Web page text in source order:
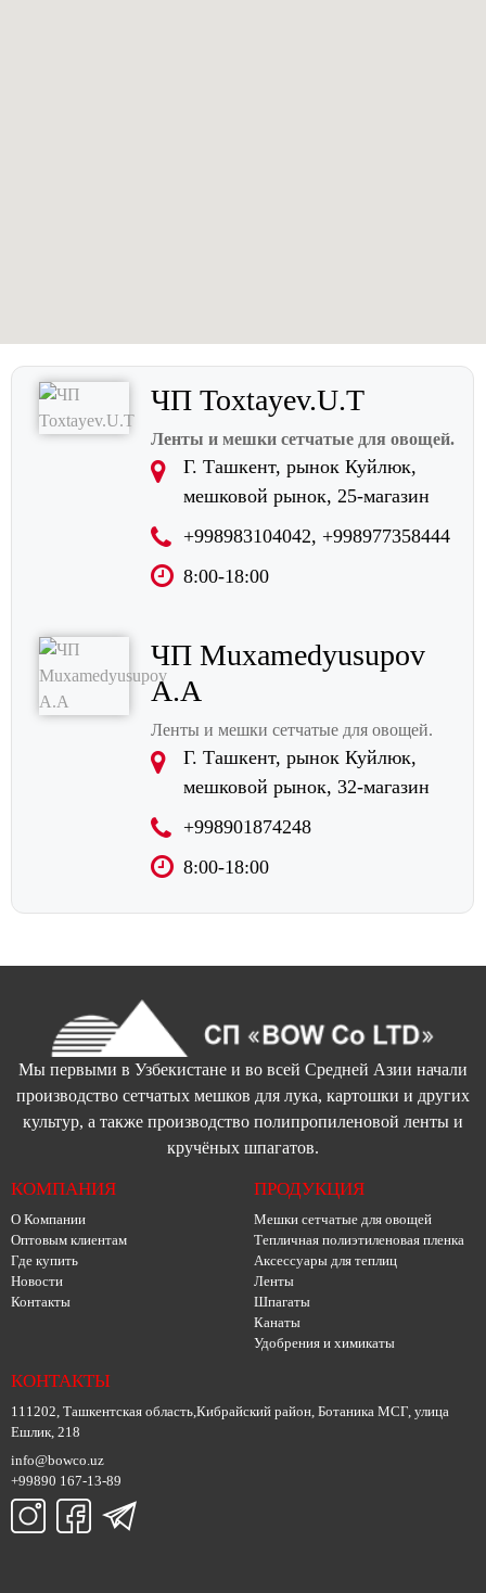
ЧП Toxtayev.U.T
Ленты и мешки сетчатые для овощей.
Г. Ташкент, рынок Куйлюк,
мешковой рынок, 25-магазин
+998983104042, +998977358444
8:00-18:00
ЧП Muxamedyusupov
A.A
Ленты и мешки сетчатые для овощей.
Г. Ташкент, рынок Куйлюк,
мешковой рынок, 32-магазин
+998901874248
8:00-18:00
Мы первыми в Узбекистане и во всей Средней Азии начали
производство сетчатых мешков для лука, картошки и других
культур, а также производство полипропиленовой ленты и
кручёных шпагатов.
КОМПАНИЯ
О Компании
Оптовым клиентам
Где купить
Новости
Контакты
ПРОДУКЦИЯ
Мешки сетчатые для овощей
Тепличная полиэтиленовая пленка
Аксессуары для теплиц
Ленты
Шпагаты
Канаты
Удобрения и химикаты
КОНТАКТЫ
111202, Ташкентская область,Кибрайский район, Ботаника МСГ, улица
Ешлик, 218
info@bowco.uz
+99890 167-13-89